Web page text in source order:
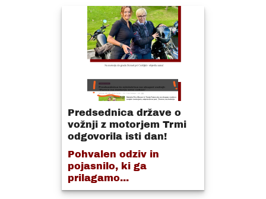
Predsednica države o
vožnji z motorjem Trmi
odgovorila isti dan!
Pohvalen odziv in
pojasnilo, ki ga
prilagamo...